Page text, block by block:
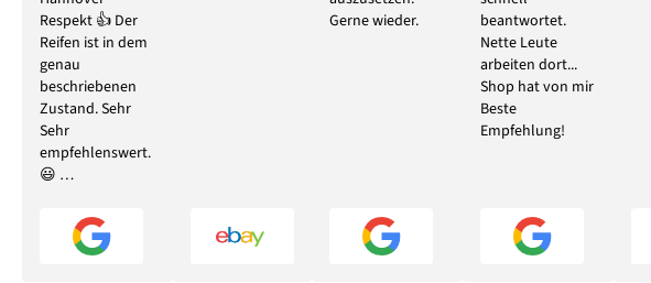
Respekt 👍 Der
Reifen ist in dem
genau
beschriebenen
Zustand. Sehr
Sehr
empfehlenswert.
😃 …
Gerne wieder.
beantwortet.
Nette Leute
arbeiten dort...
Shop hat von mir
Beste
Empfehlung!